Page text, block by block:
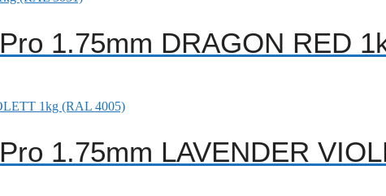
1.75mm DRAGON RED
1.75mm LAVENDER